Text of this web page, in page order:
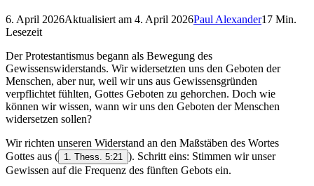
6. April 2026Aktualisiert am 4. April 2026Paul Alexander17 Min.
Lesezeit
Der Protestantismus begann als Bewegung des
Gewissenswiderstands. Wir widersetzten uns den Geboten der
Menschen, aber nur, weil wir uns aus Gewissensgründen
verpflichtet fühlten, Gottes Geboten zu gehorchen. Doch wie
können wir wissen, wann wir uns den Geboten der Menschen
widersetzen sollen?
Wir richten unseren Widerstand an den Maßstäben des Wortes
Gottes aus ( 1. Thess. 5:21 ). Schritt eins: Stimmen wir unser
Gewissen auf die Frequenz des fünften Gebots ein.